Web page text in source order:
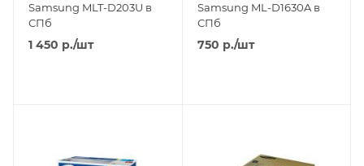
Samsung MLT-D203U в
СПб
1 450 р./шт
Samsung ML-D1630A в
СПб
750 р./шт